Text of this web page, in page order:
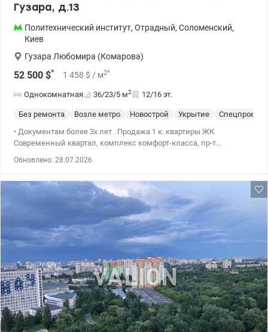
Гузара, д.13
Политехнический институт, Отрадный, Соломенский,
Киев
Гузара Любомира (Комарова)
52 500 $* 1 458 $ / м2*
Однокомнатная 36/23/5 м2 12/16 эт.
Без ремонта Возле метро Новострой Укрытие
Спецпроект
• Документам более 3х лет . Продажа 1 к. квартиры ЖК
Современный квартал, комплекс комфорт-класса, пр-т
строителей , свободной планировки. •Два лифта в подъезде,
дома .Бомбоубежище (укрытие) . • Уютный комплекс из 3-х
домов, видеонаблюдение, охрана, парковка. Очень красивая
гостевая зона+ ресепшн. •На территории – все необходимое для
комфортного проживания: детсад, магазины, Укрпочта, Новая
почта, кафе. •Скоростной трамвай (20 мин.)- пл. Победы., м
.Вокзальная. НАУ и КПИ –10 минут. •Цена : 52500 у.е. 093 191 36
98 Наталия , valion.uа /1127812
Обновлено: 28.07.2026